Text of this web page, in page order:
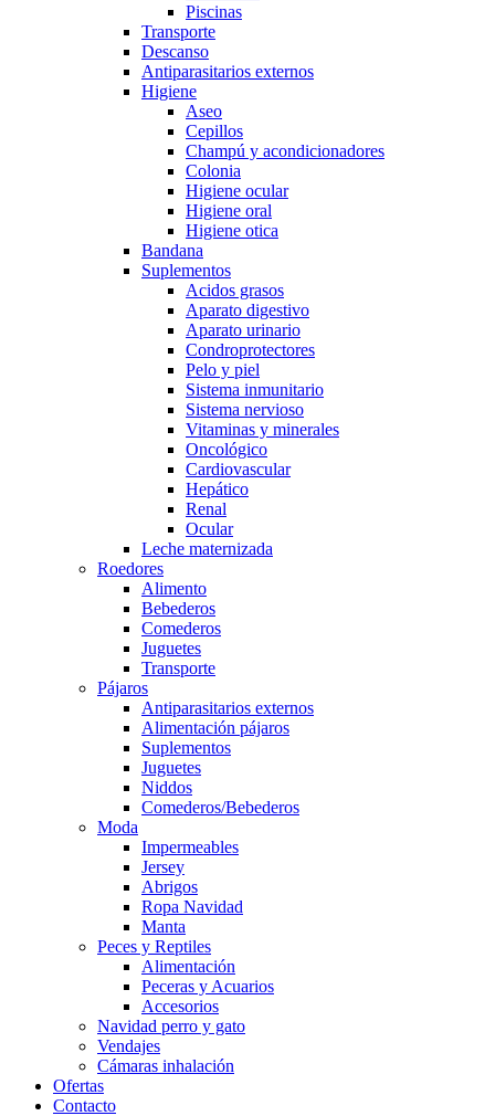
Piscinas
Transporte
Descanso
Antiparasitarios externos
Higiene
Aseo
Cepillos
Champú y acondicionadores
Colonia
Higiene ocular
Higiene oral
Higiene otica
Bandana
Suplementos
Acidos grasos
Aparato digestivo
Aparato urinario
Condroprotectores
Pelo y piel
Sistema inmunitario
Sistema nervioso
Vitaminas y minerales
Oncológico
Cardiovascular
Hepático
Renal
Ocular
Leche maternizada
Roedores
Alimento
Bebederos
Comederos
Juguetes
Transporte
Pájaros
Antiparasitarios externos
Alimentación pájaros
Suplementos
Juguetes
Niddos
Comederos/Bebederos
Moda
Impermeables
Jersey
Abrigos
Ropa Navidad
Manta
Peces y Reptiles
Alimentación
Peceras y Acuarios
Accesorios
Navidad perro y gato
Vendajes
Cámaras inhalación
Ofertas
Contacto